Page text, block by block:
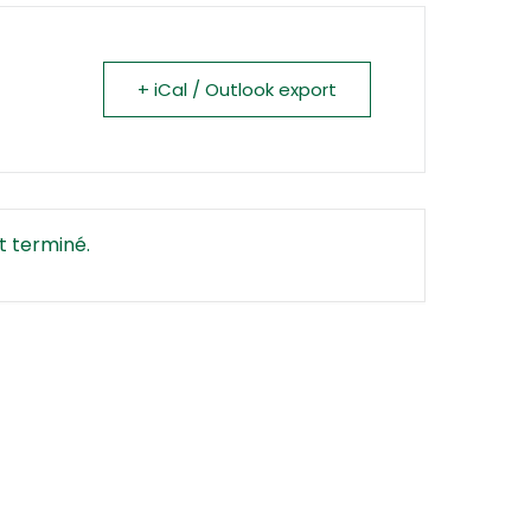
+ iCal / Outlook export
terminé.